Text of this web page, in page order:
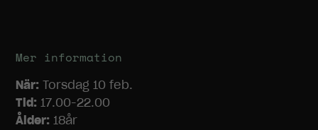
Mer information
När: Torsdag 10 feb.
Tid: 17.00-22.00
Ålder: 18år